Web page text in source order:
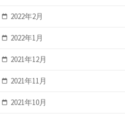
2022年2月
2022年1月
2021年12月
2021年11月
2021年10月